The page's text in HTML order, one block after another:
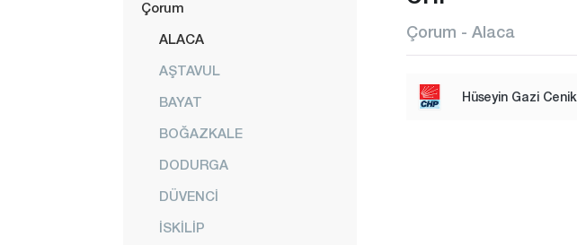
Çorum
ALACA
AŞTAVUL
BAYAT
BOĞAZKALE
DODURGA
DÜVENCİ
İSKİLİP
Çorum - Alaca
Hüseyin Gazi Cenik